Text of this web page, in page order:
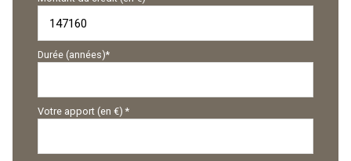
Durée (années)*
Votre apport (en €) *